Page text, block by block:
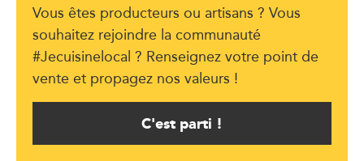
Vous êtes producteurs ou artisans ? Vous
souhaitez rejoindre la communauté
#Jecuisinelocal ? Renseignez votre point de
vente et propagez nos valeurs !
C'est parti !